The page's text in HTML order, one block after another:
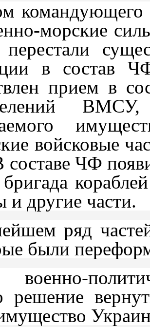
морские
в состав
прием в
ВМСУ,
войсковые
составе ЧФ
и другие части.
ряд
были
военно-
решение